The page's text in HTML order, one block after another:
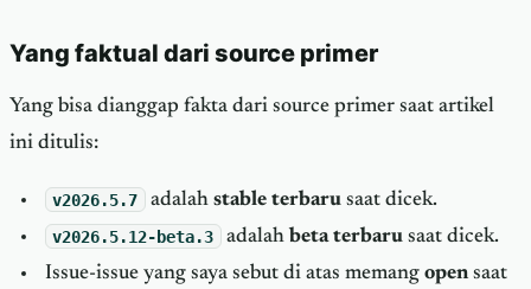
Yang faktual dari source primer
Yang bisa dianggap fakta dari source primer saat artikel
ini ditulis:
v2026.5.7 adalah stable terbarusaat dicek.
v2026.5.12-beta.3 adalah beta terbarusaat dicek.
Issue-issue yang saya sebut di atas memang opensaat